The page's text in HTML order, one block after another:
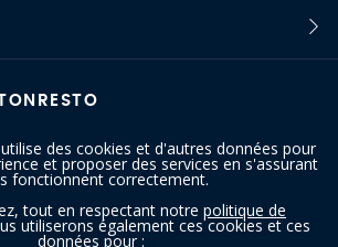
des cookies et d'autres données pour
et proposer des services en s'assurant
fonctionnent correctement.
tout en respectant notre politique de
utiliserons également ces cookies et ces
données pour :